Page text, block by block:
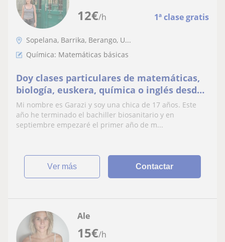
12€/h 1ª clase gratis
Sopelana, Barrika, Berango, U...
Química: Matemáticas básicas
Doy clases particulares de matemáticas,
biología, euskera, química o inglés desde
primaria hasta segundo de bachillerato
Mi nombre es Garazi y soy una chica de 17 años. Este
año he terminado el bachiller biosanitario y en
septiembre empezaré el primer año de m...
ver más Contactar
15€/h
Ale